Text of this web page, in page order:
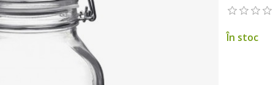
În stoc